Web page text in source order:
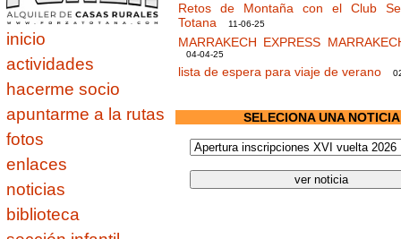
inicio
actividades
hacerme socio
apuntarme a la rutas
fotos
enlaces
noticias
biblioteca
Retos de Montaña con el Club
Totana
11-06-25
MARRAKECH EXPRESS
04-04-25
lista de espera para viaje de verano
SELECIONA UNA NOTICIA